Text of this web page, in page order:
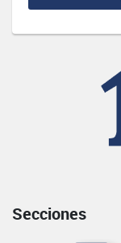
Secciones